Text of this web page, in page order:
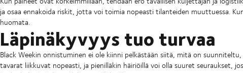
ja osaa ennakoida riskit, jotta voi toimia nopeasti tilanteiden muuttuessa.
huomata.
Läpinäkyvyys tuo turvaa
Black Weekin onnistuminen ei ole kiinni pelkästään siitä, mitä on
tavarat liikkuvat nopeasti, ja pienilläkin häiriöillä voi olla suuret seuraukset,